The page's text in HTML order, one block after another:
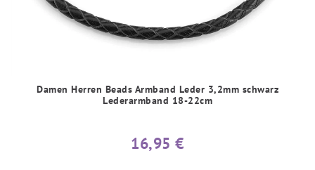
Damen Herren Beads Armband Leder 3,2mm schwarz
Lederarmband 18-22cm
16,95 €